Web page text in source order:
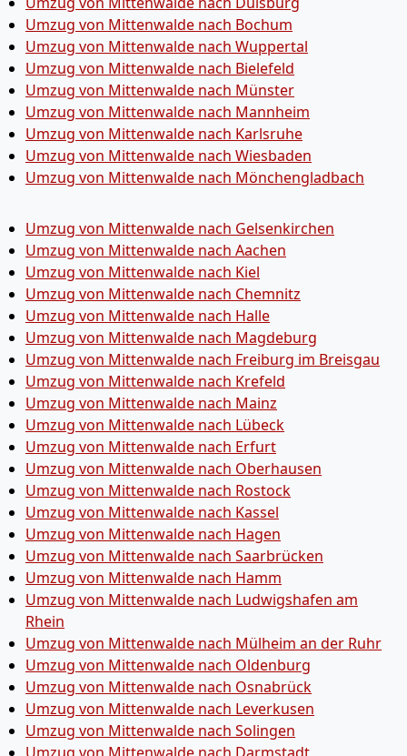
Umzug von Mittenwalde nach Bochum
Umzug von Mittenwalde nach Wuppertal
Umzug von Mittenwalde nach Bielefeld
Umzug von Mittenwalde nach Münster
Umzug von Mittenwalde nach Mannheim
Umzug von Mittenwalde nach Karlsruhe
Umzug von Mittenwalde nach Wiesbaden
Umzug von Mittenwalde nach Mönchen­gladbach
Umzug von Mittenwalde nach Gelsenkirchen
Umzug von Mittenwalde nach Aachen
Umzug von Mittenwalde nach Kiel
Umzug von Mittenwalde nach Chemnitz
Umzug von Mittenwalde nach Halle
Umzug von Mittenwalde nach Magdeburg
Umzug von Mittenwalde nach Freiburg im Breisgau
Umzug von Mittenwalde nach Krefeld
Umzug von Mittenwalde nach Mainz
Umzug von Mittenwalde nach Lübeck
Umzug von Mittenwalde nach Erfurt
Umzug von Mittenwalde nach Oberhausen
Umzug von Mittenwalde nach Rostock
Umzug von Mittenwalde nach Kassel
Umzug von Mittenwalde nach Hagen
Umzug von Mittenwalde nach Saarbrücken
Umzug von Mittenwalde nach Hamm
Umzug von Mittenwalde nach Ludwigshafen am
Rhein
Umzug von Mittenwalde nach Mülheim an der Ruhr
Umzug von Mittenwalde nach Oldenburg
Umzug von Mittenwalde nach Osnabrück
Umzug von Mittenwalde nach Leverkusen
Umzug von Mittenwalde nach Solingen
Umzug von Mittenwalde nach Darmstadt